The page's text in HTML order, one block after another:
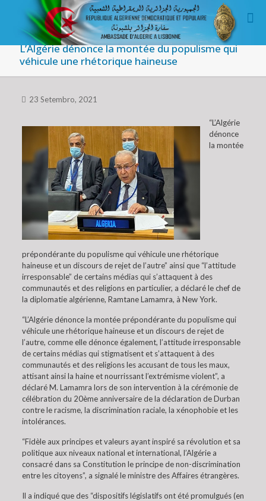
L’Algérie dénonce la montée du populisme qui
véhicule une rhétorique haineuse
23 Setembro, 2021
“L’Algérie
dénonce
la montée
prépondérante du populisme qui véhicule une rhétorique
haineuse et un discours de rejet de l’autre” ainsi que “l’attitude
irresponsable” de certains médias qui s’attaquent à des
communautés et des religions en particulier, a déclaré le chef de
la diplomatie algérienne, Ramtane Lamamra, à New York.
“L’Algérie dénonce la montée prépondérante du populisme qui
véhicule une rhétorique haineuse et un discours de rejet de
l’autre, comme elle dénonce également, l’attitude irresponsable
de certains médias qui stigmatisent et s’attaquent à des
communautés et des religions les accusant de tous les maux,
attisant ainsi la haine et nourrissant l’extrémisme violent”, a
déclaré M. Lamamra lors de son intervention à la cérémonie de
célébration du 20ème anniversaire de la déclaration de Durban
contre le racisme, la discrimination raciale, la xénophobie et les
intolérances.
“Fidèle aux principes et valeurs ayant inspiré sa révolution et sa
politique aux niveaux national et international, l’Algérie a
consacré dans sa Constitution le principe de non-discrimination
entre les citoyens”, a signalé le ministre des Affaires étrangères.
Il a indiqué que des “dispositifs législatifs ont été promulgués (en